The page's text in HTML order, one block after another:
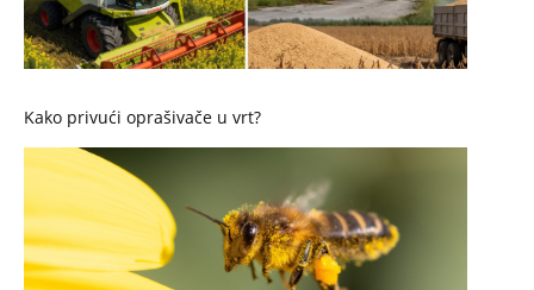
Kako privući oprašivače u vrt?